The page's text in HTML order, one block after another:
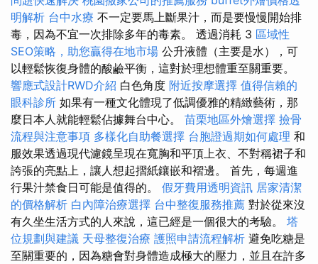
明解析 台中水療 不一定要馬上斷果汁，而是要慢慢開始排
毒，因為不宜一次排除多年的毒素。 透過消耗 3 區域性
SEO策略，助您贏得在地市場 公升液體（主要是水），可
以輕鬆恢復身體的酸鹼平衡，這對於理想體重至關重要。
響應式設計RWD介紹 白色角度 附近按摩選擇 值得信賴的
眼科診所 如果有一種文化體現了低調優雅的精緻藝術，那
麼日本人就能輕鬆佔據舞台中心。 苗栗地區外燴選擇 撿骨
流程與注意事項 多樣化自助餐選擇 台胞證過期如何處理 和
服效果透過現代濾鏡呈現在寬胸和平頂上衣、不對稱裙子和
誇張的亮點上，讓人想起摺紙鑲嵌和褶邊。 首先，每週進
行果汁禁食日可能是值得的。 假牙費用透明資訊 居家清潔
的價格解析 白內障治療選擇 台中整復服務推薦 對於從來沒
有久坐生活方式的人來說，這已經是一個很大的考驗。 塔
位規劃與建議 天母整復治療 護照申請流程解析 避免吃糖是
至關重要的，因為糖會對身體造成極大的壓力，並且在許多